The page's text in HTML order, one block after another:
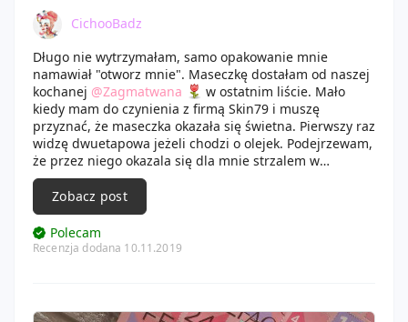
CichooBadz
Długo nie wytrzymałam, samo opakowanie mnie
namawiał "otworz mnie". Maseczkę dostałam od naszej
kochanej @Zagmatwana
w ostatnim liście. Mało
kiedy mam do czynienia z firmą Skin79 i muszę
przyznać, że maseczka okazała się świetna. Pierwszy raz
widzę dwuetapowa jeżeli chodzi o olejek. Podejrzewam,
że przez niego okazala się dla mnie strzalem w
dziesiątkę. Sama maseczka ma bardzo słaby materiał,
który udało mi się rozerwać. Minimalnie ale jednak.
Mimo wszystko jest bardzo dobrze nasaczona. Miałam
wrażenie, że zastyga na twarzy i ściąga skórę. Po użyciu
twarzyczka była rozświetla, fajnie nawilżona i nie lepila
Zobacz post
Polecam
Recenzja dodana 10.11.2019